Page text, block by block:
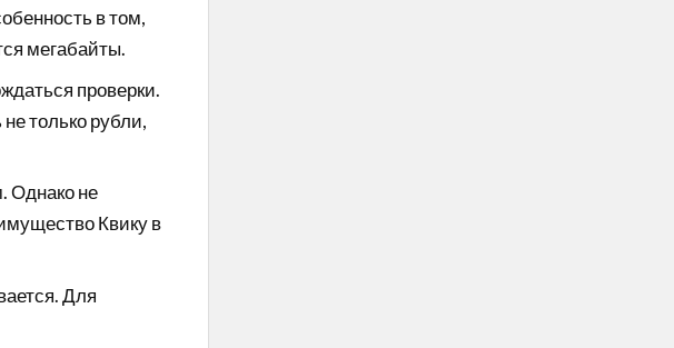
в том,
мегабайты.
проверки.
только рубли,
Однако не
Квику в
Для